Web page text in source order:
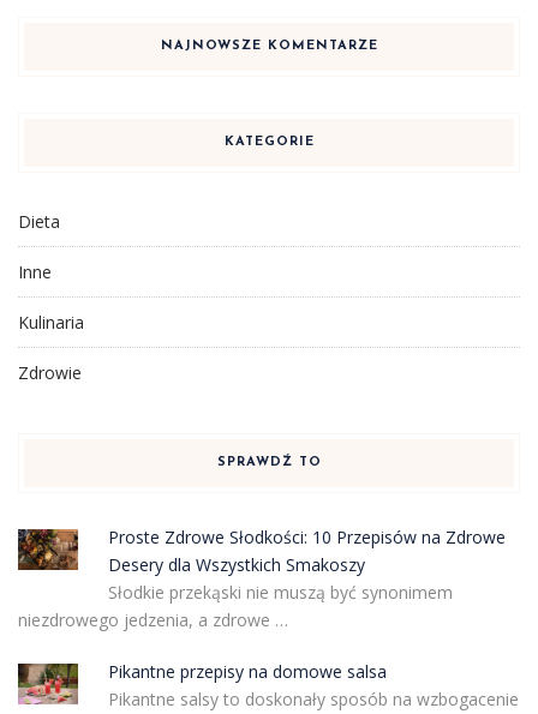
NAJNOWSZE KOMENTARZE
KATEGORIE
Dieta
Inne
Kulinaria
Zdrowie
SPRAWDŹ TO
Proste Zdrowe Słodkości: 10 Przepisów na Zdrowe
Desery dla Wszystkich Smakoszy
Słodkie przekąski nie muszą być synonimem
niezdrowego jedzenia, a zdrowe …
Pikantne przepisy na domowe salsa
Pikantne salsy to doskonały sposób na wzbogacenie